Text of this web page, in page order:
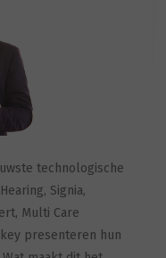
technologische
Signia,
Multi Care
presenteren hun